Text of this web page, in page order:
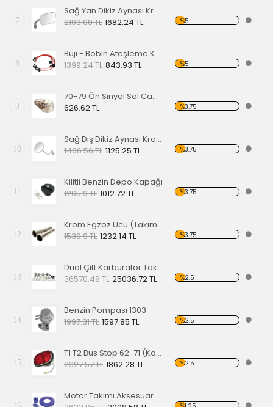
7
Sağ Yan Dikiz Aynası Krom 68-79
2103.08 TL 1682.24 TL %5
8
Buji - Bobin Ateşleme Kablo Seti - Kırmızı
1399.24 TL 843.93 TL %5
9
70-79 Ön Sinyal Sol Cam Şeffaf (Amerikan Sinyal)
626.62 TL
%3.75
10
Sağ Dış Dikiz Aynası Krom 50-68
1406.56 TL 1125.25 TL %3.75
11
Kilitli Benzin Depo Kapağı
1265.9 TL 1012.72 TL %3.75
12
Krom Egzoz Ucu (Takım Fiyatıdır)
1539.9 TL 1232.14 TL %3.75
13
Dual Çift Karbüratör Takımı -EPC-34 TP1
36570.48 TL 25036.72 TL %2.5
14
Benzin Pompası 1303
1997.31 TL 1597.85 TL %2.5
15
T1 T2 Bus Stop 62-71 (Komple)
2327.57 TL 1862.28 TL %2.5
Motor Takımı Aksesuar Kiti Mavi